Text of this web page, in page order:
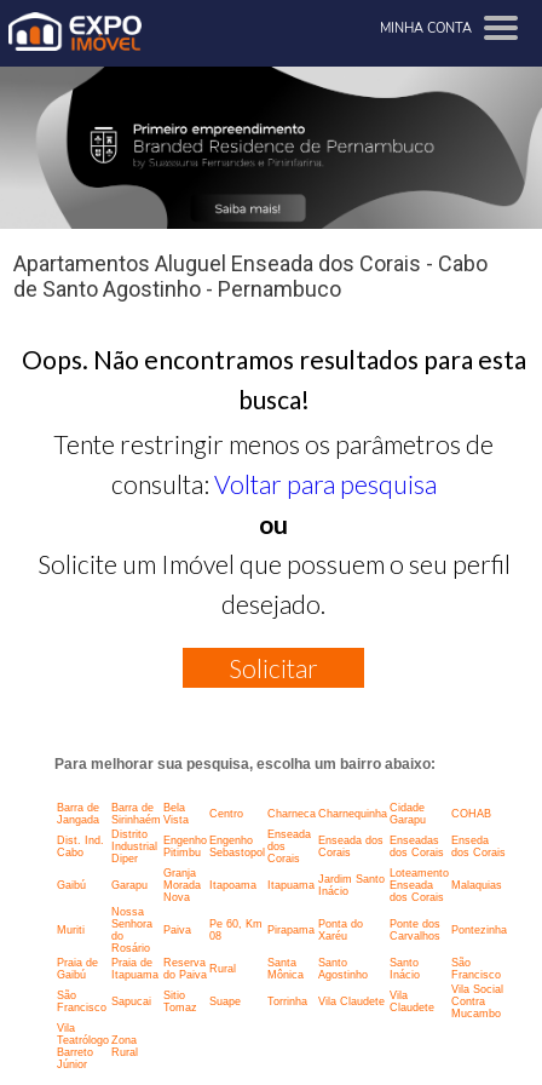
MINHA CONTA
Apartamentos Aluguel Enseada dos Corais - Cabo
de Santo Agostinho - Pernambuco
Oops. Não encontramos resultados para esta
busca!
Tente restringir menos os parâmetros de
consulta: Voltar para pesquisa
ou
Solicite um Imóvel que possuem o seu perfil
desejado.
Solicitar
Para melhorar sua pesquisa, escolha um bairro abaixo:
Barra de
Jangada
Barra de
Sirinhaém
Bela
Vista
Centro Charneca Charnequinha Cidade
Garapu
COHAB
Dist. Ind.
Cabo
Distrito
Industrial
Diper
Engenho
Pitimbu
Engenho
Sebastopol
Enseada
dos
Corais
Enseada dos
Corais
Enseadas
dos Corais
Enseda
dos Corais
Gaibú Garapu
Granja
Morada
Nova
Itapoama Itapuama Jardim Santo
Inácio
Loteamento
Enseada
dos Corais
Malaquias
Muriti
Nossa
Senhora
do
Rosário
Paiva
Pe 60, Km
08
Pirapama Ponta do
Xaréu
Ponte dos
Carvalhos
Pontezinha
Praia de
Gaibú
Praia de
Itapuama
Reserva
do Paiva Rural
Santa
Mônica
Santo
Agostinho
Santo
Inácio
São
Francisco
São
Francisco Sapucai
Sitio
Tomaz
Suape Torrinha Vila Claudete Vila
Claudete
Vila Social
Contra
Mucambo
Vila
Teatrólogo
Barreto
Júnior
Zona
Rural